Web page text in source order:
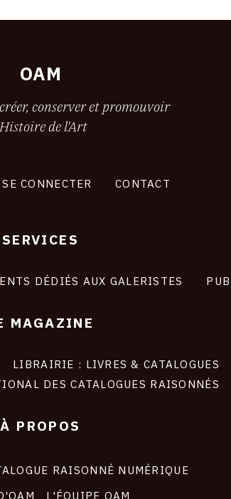
OAM
conserver et promouvoir
de l'Art
SE CONNECTER CONTACT
SERVICES
DÉDIÉS AUX GALERISTES
MAGAZINE
LIBRAIRIE : LIVRES & CATALOGUES
DES CATALOGUES RAISONNÉS
À PROPOS
RAISONNÉ NUMÉRIQUE
L'ÉQUIPE OAM